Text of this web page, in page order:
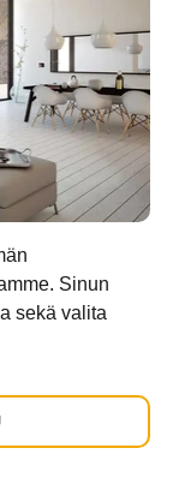
Sinun
sekä valita